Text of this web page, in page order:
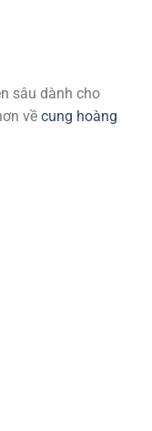
sâu dành cho
về cung hoàng